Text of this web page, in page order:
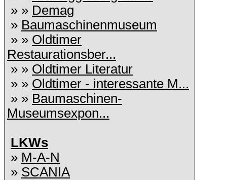
» » Demag
» Baumaschinenmuseum
» » Oldtimer
Restaurationsber...
» » Oldtimer Literatur
» » Oldtimer - interessante M...
» » Baumaschinen-
Museumsexpon...
LKWs
» M-A-N
» SCANIA